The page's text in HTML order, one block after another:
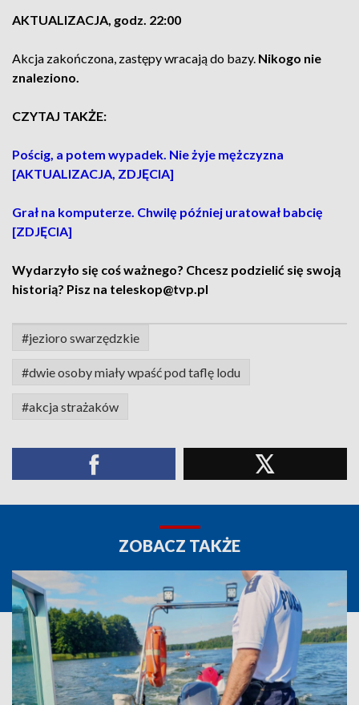
AKTUALIZACJA, godz. 22:00
Akcja zakończona, zastępy wracają do bazy. Nikogo nie
znaleziono.
CZYTAJ TAKŻE:
Pościg, a potem wypadek. Nie żyje mężczyzna
[AKTUALIZACJA, ZDJĘCIA]
Grał na komputerze. Chwilę później uratował babcię
[ZDJĘCIA]
Wydarzyło się coś ważnego? Chcesz podzielić się swoją
historią? Pisz na teleskop@tvp.pl
#jezioro swarzędzkie
#dwie osoby miały wpaść pod taflę lodu
#akcja strażaków
ZOBACZ TAKŻE